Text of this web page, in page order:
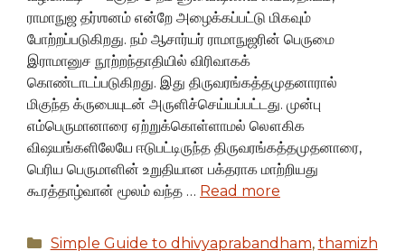
ராமாநுஜ தர்ஶனம் என்றே அழைக்கப்பட்டு மிகவும்
போற்றப்படுகிறது. நம் ஆசார்யர் ராமாநுஜரின் பெருமை
இராமானுச நூற்றந்தாதியில் விரிவாகக்
கொண்டாடப்படுகிறது. இது திருவரங்கத்தமுதனாரால்
மிகுந்த க்ருபையுடன் அருளிச்செய்யப்பட்டது. முன்பு
எம்பெருமானாரை ஏற்றுக்கொள்ளாமல் லௌகிக
விஷயங்களிலேயே ஈடுபட்டிருந்த திருவரங்கத்தமுதனாரை,
பெரிய பெருமாளின் உறுதியான பக்தராக மாற்றியது
கூரத்தாழ்வான் மூலம் வந்த … Read more
Categories
Simple Guide to dhivyaprabandham, thamizh